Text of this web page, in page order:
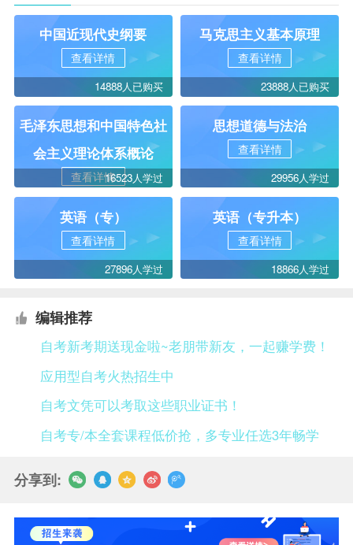
中国近现代史纲要
查看详情
14888人已购买
马克思主义基本原理
查看详情
23888人已购买
毛泽东思想和中国特色社
会主义理论体系概论
查看详情16523人学过
思想道德与法治
查看详情
29956人学过
英语（专）
查看详情
27896人学过
英语（专升本）
查看详情
18866人学过
编辑推荐
自考新考期送现金啦~老朋带新友，一起赚学费！
应用型自考火热招生中
自考文凭可以考取这些职业证书！
自考专/本全套课程低价抢，多专业任选3年畅学
分享到: